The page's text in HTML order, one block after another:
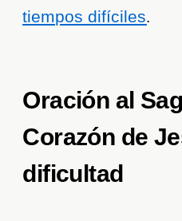
tiempos difíciles.
Oración al
Corazón de
dificultad